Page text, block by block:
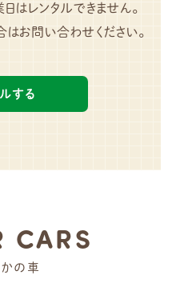
はレンタルできません。
お問い合わせください。
ルする
CARS
の車